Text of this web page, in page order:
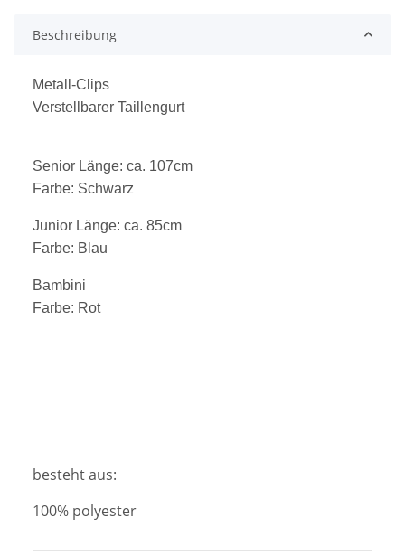
Beschreibung
Metall-Clips
Verstellbarer Taillengurt
Senior Länge: ca. 107cm
Farbe: Schwarz
Junior Länge: ca. 85cm
Farbe: Blau
Bambini
Farbe: Rot
besteht aus:
100% polyester